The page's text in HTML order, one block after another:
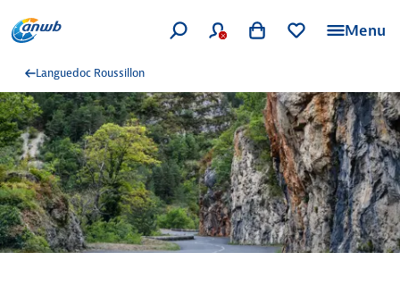
Menu
Languedoc Roussillon